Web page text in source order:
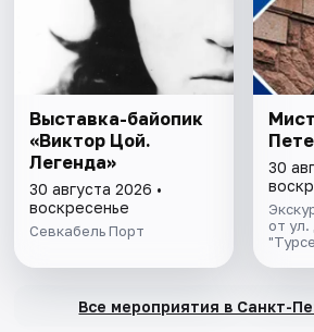
Выставка-байопик
«Виктор Цой.
Легенда»
30 августа 2026 •
воскресенье
Севкабель Порт
30
от
Все мероприятия в Санкт-